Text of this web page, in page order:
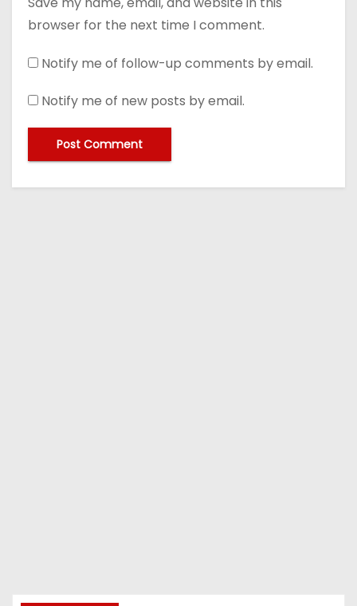
browser for the next time I comment.
Notify me of follow-up comments by email.
Notify me of new posts by email.